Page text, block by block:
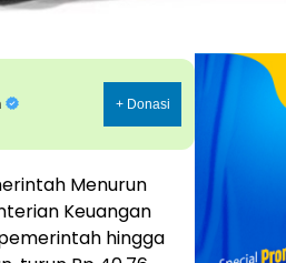
+ Donasi
Menurun
Keuangan
hingga